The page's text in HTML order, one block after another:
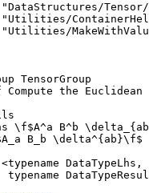
TensorGroup
Compute the
\f$A^a B^b
B_b
typename